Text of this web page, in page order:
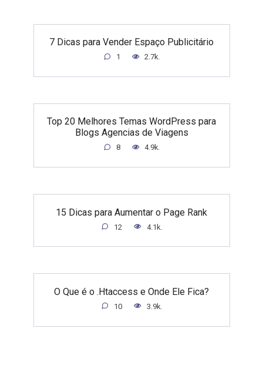
7 Dicas para Vender Espaço Publicitário
1 2.7k.
Top 20 Melhores Temas WordPress para
Blogs Agencias de Viagens
8 4.9k.
15 Dicas para Aumentar o Page Rank
12 4.1k.
O Que é o .Htaccess e Onde Ele Fica?
10 3.9k.